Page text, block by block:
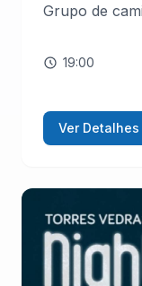
Grupo de
19:00
Ver Detalhes